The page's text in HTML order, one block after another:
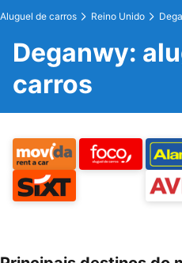
Aluguel de carros Reino Unido
Deganwy:
carros